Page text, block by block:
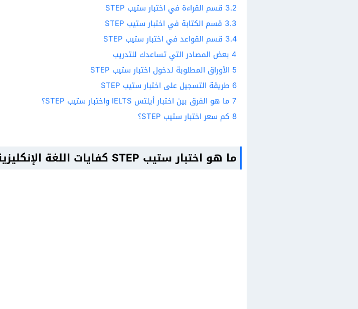
3.2 قسم القراءة في اختبار ستيب STEP
3.3 قسم الكتابة في اختبار ستيب STEP
3.4 قسم القواعد في اختبار ستيب STEP
4 بعض المصادر التي تساعدك للتدريب
5 الأوراق المطلوبة لدخول اختبار ستيب STEP
6 طريقة التسجيل على اختبار ستيب STEP
7 ما هو الفرق بين اختبار أيلتس IELTS واختبار ستيب STEP؟
8 كم سعر اختبار ستيب STEP؟
ما هو اختبار ستيب STEP كفايات اللغة الإنكليزية؟